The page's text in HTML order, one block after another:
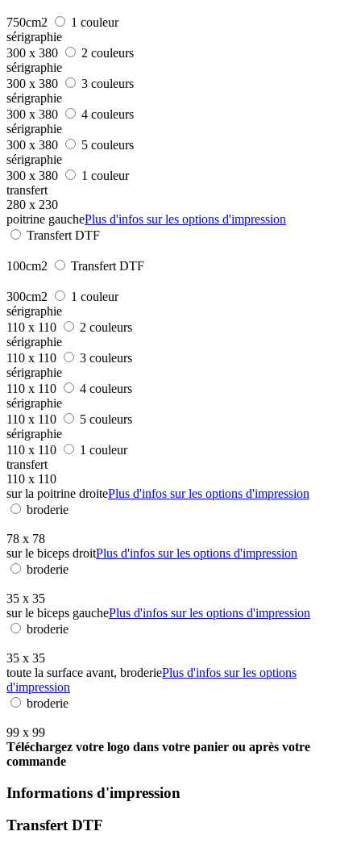
750cm2
1 couleur
sérigraphie
300 x 380
2 couleurs
sérigraphie
300 x 380
3 couleurs
sérigraphie
300 x 380
4 couleurs
sérigraphie
300 x 380
5 couleurs
sérigraphie
300 x 380
1 couleur
transfert
280 x 230
poitrine gauchePlus d'infos sur les options d'impression
Transfert DTF
100cm2 Transfert DTF
300cm2
1 couleur
sérigraphie
110 x 110
2 couleurs
sérigraphie
110 x 110
3 couleurs
sérigraphie
110 x 110
4 couleurs
sérigraphie
110 x 110
5 couleurs
sérigraphie
110 x 110
1 couleur
transfert
110 x 110
sur la poitrine droitePlus d'infos sur les options d'impression
broderie
78 x 78
sur le biceps droitPlus d'infos sur les options d'impression
broderie
35 x 35
sur le biceps gauchePlus d'infos sur les options d'impression
broderie
35 x 35
toute la surface avant, broderiePlus d'infos sur les options
d'impression
broderie
99 x 99
Téléchargez votre logo dans votre panier ou après votre
commande
Informations d'impression
Transfert DTF